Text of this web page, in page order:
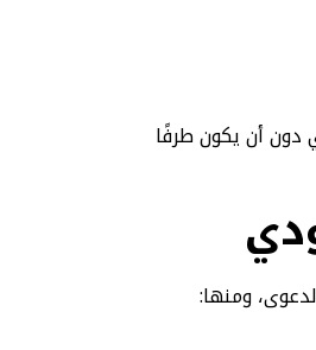
دون أن يكون طرفًا
ومنها: